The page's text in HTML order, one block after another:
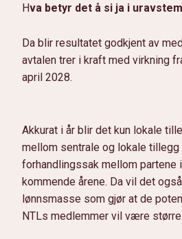
Hva betyr det å si ja i
Da blir resultatet godkjent av
avtalen trer i kraft med virkning
april 2028.
Akkurat i år blir det kun lokale
mellom sentrale og lokale
forhandlingssak mellom partene
kommende årene. Da vil det
lønnsmasse som gjør at de
NTLs medlemmer vil være større.